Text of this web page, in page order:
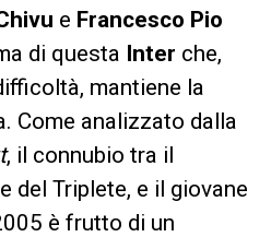
e Francesco Pio
di questa Inter che,
mantiene la
Come analizzato dalla
, il connubio tra il
del Triplete, e il giovane
è frutto di un